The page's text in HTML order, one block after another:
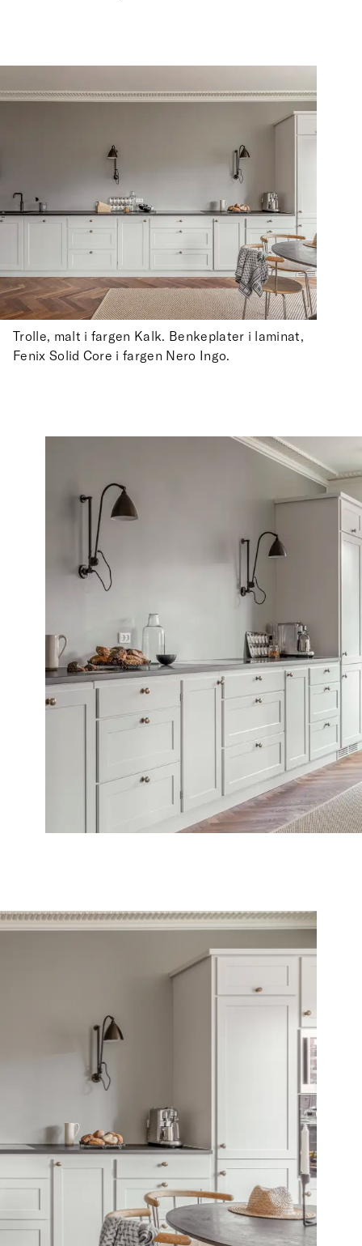
Trolle, malt i fargen Kalk. Benkeplater i laminat,
Fenix Solid Core i fargen Nero Ingo.